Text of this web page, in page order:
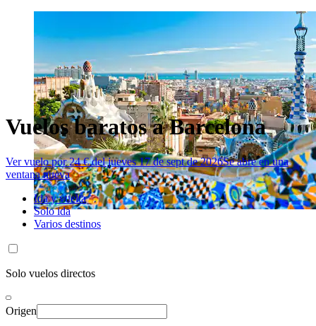
Vuelos baratos a Barcelona
Ver vuelo por 24 € del jueves 17 de sept de 2026Se abre en una
ventana nueva
Ida y vuelta
Solo ida
Varios destinos
Solo vuelos directos
Origen